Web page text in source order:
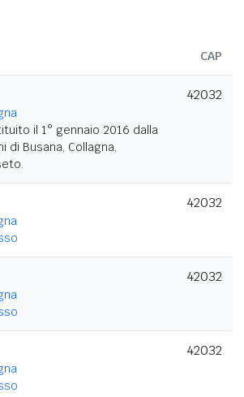
CAP
il 1° gennaio 2016 dalla
di Busana, Collagna,
42032
42032
42032
42032